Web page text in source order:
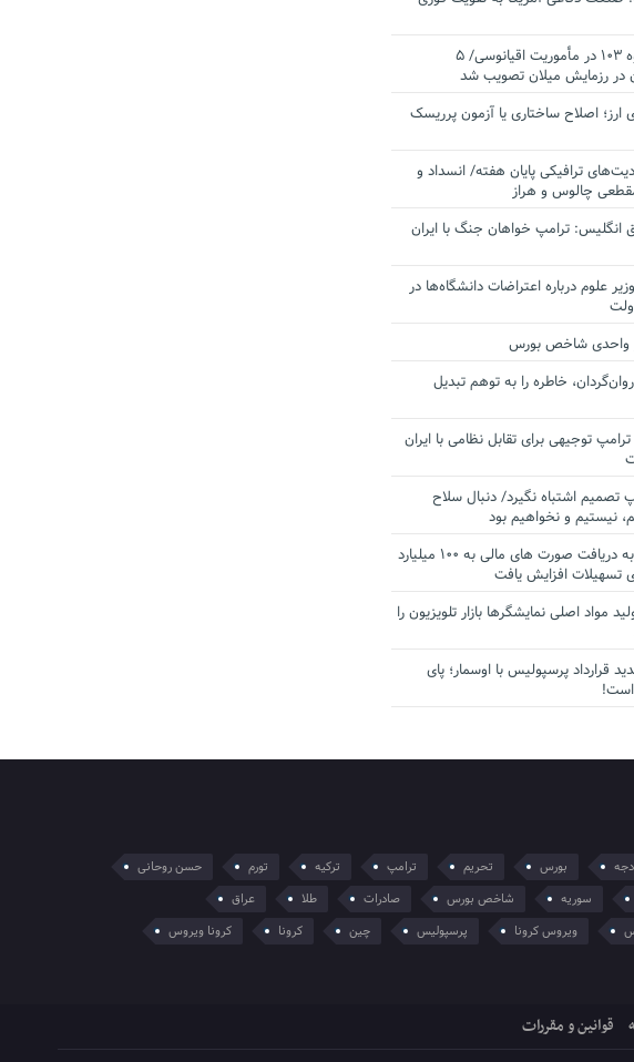
اقتدار ناوگروه ۱۰۳ در مأموریت‌ اقیانوسی/ ۵
در رزمایش میلان تصویب شد
اصلاح ساختاری یا آزمون پرریسک
ترافیکی پایان هفته/ انسداد و
چالوس و هراز
انگلیس:‌ ترامپ خواهان جنگ با ایران
علوم درباره اعتراضات دانشگاه‌ها در
خاطره را به توهم تبدیل
توجیهی برای تقابل نظامی با ایران
تصمیم اشتباه نگیرد/ دنبال سلاح
نیستیم و نخواهیم بود
آستانه الزام به دریافت صورت های مالی به ۱۰۰ میلیارد
تسهیلات افزایش یافت
مواد اصلی نمایشگرها بازار تلویزیون را
قرارداد پرسپولیس با اوسمار؛ پای
است!
بورس تحریم ترامپ ترکیه تورم
حسن روحانی
سوریه شاخص بورس صادرات طلا
عراق
ویروس کرونا پرسپولیس چین کرونا
کرونا ویروس
قوانین و مقررات